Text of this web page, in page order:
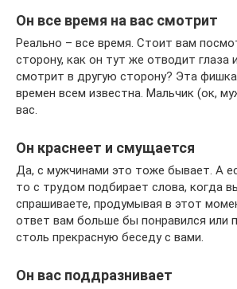
Он все время на вас смотрит
Реально – все время. Стоит вам
сторону, как он тут же отводит глаза
смотрит в другую сторону? Эта
времен всем известна. Мальчик (ок,
вас.
Он краснеет и смущается
Да, с мужчинами это тоже бывает. А
то с трудом подбирает слова, когда
спрашиваете, продумывая в этот
ответ вам больше бы понравился или
столь прекрасную беседу с вами.
Он вас поддразнивает